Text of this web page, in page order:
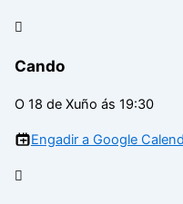
Cando
O 18 de Xuño ás 19:30
Engadir a Google